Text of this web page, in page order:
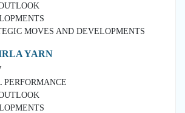
MOVES AND DEVELOPMENTS
YARN